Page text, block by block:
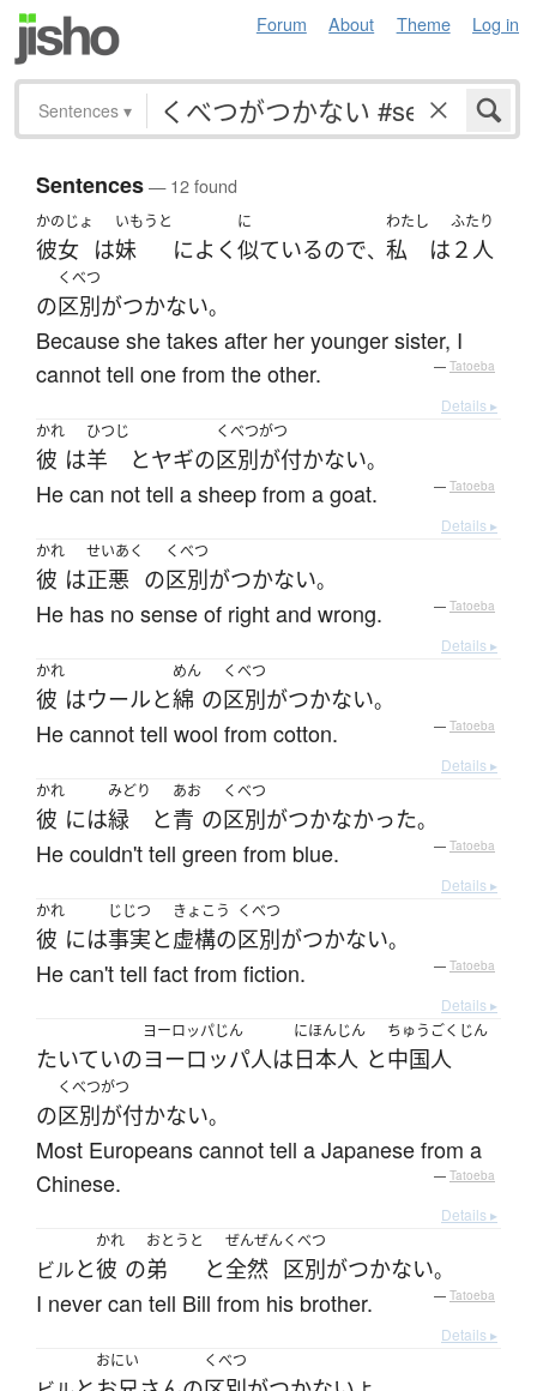
Forum About Theme Log in
Sentences ▾
Sentences— 12 found
かのじょ
彼女 は
いもうと
妹 によく
に
似ているので、
わたし
私 は
ふたり
２人
の
くべつ
区別がつかない。
Because she takes after her younger sister, I
cannot tell one from the other.
— Tatoeba
Details ▸
かれ
彼 は
ひつじ
羊 とヤギの
くべつがつ
区別が付かない。
He can not tell a sheep from a goat. — Tatoeba
Details ▸
かれ
彼 は
せいあく
正悪 の
くべつ
区別がつかない。
He has no sense of right and wrong. — Tatoeba
Details ▸
かれ
彼 はウールと
めん
綿 の
くべつ
区別がつかない。
He cannot tell wool from cotton. — Tatoeba
Details ▸
かれ
彼 には
みどり
緑 と
あお
青 の
くべつ
区別がつかなかった。
He couldn't tell green from blue. — Tatoeba
Details ▸
かれ
彼 には
じじつ
事実と
きょこう
虚構の
くべつ
区別がつかない。
He can't tell fact from fiction. — Tatoeba
Details ▸
たいていの
ヨーロッパじん
ヨーロッパ人は
にほんじん
日本人 と
ちゅうごくじん
中国人
の
くべつがつ
区別が付かない。
Most Europeans cannot tell a Japanese from a
Chinese.
— Tatoeba
Details ▸
ビルと
かれ
彼 の
おとうと
弟 と
ぜんぜん
全然
くべつ
区別がつかない。
I never can tell Bill from his brother. — Tatoeba
Details ▸
おにい くべつ